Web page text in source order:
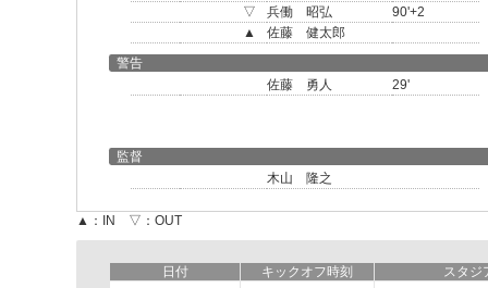
▽
兵働 昭弘
90'+2
▲
佐藤 健太郎
警告
佐藤 勇人
29'
監督
木山 隆之
▲：IN ▽：OUT
日付 キックオフ時刻
スタジ